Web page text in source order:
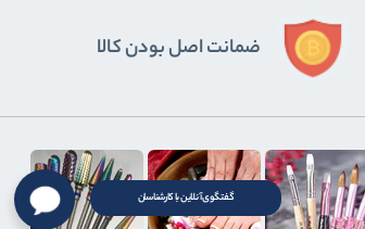
گفتگوی آنلاین با کارشناسان
ضمانت اصل بودن کالا